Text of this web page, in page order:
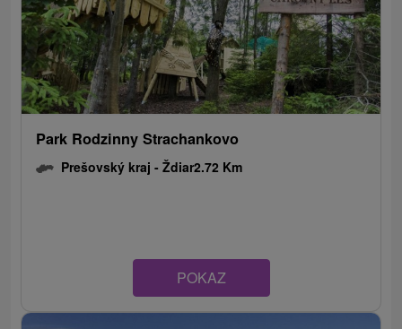
Park Rodzinny Strachankovo
Prešovský kraj -Ždiar2.72 Km
POKAZ